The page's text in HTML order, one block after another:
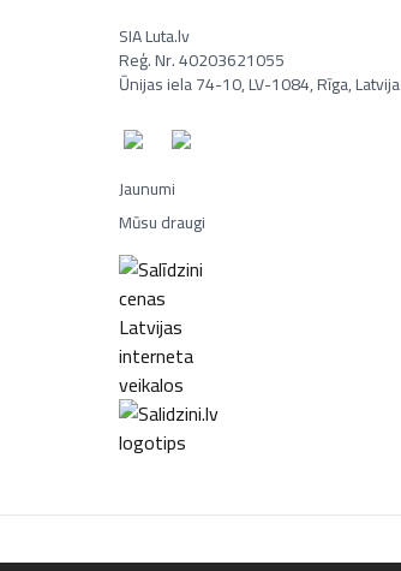
SIA Luta.lv
Reģ. Nr. 40203621055
Ūnijas iela 74-10, LV-1084, Rīga, Latvija
Jaunumi
Mūsu draugi